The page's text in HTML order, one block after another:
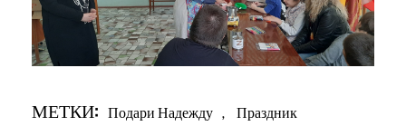
МЕТКИ: Подари Надежду , Праздник